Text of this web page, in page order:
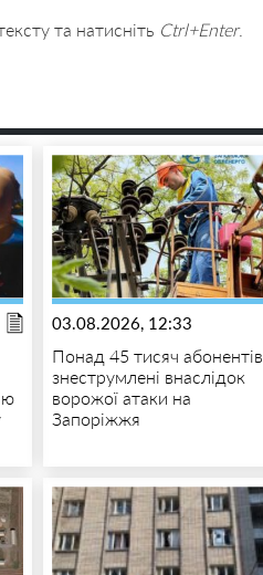
та натисніть Ctrl+Enter.
03.08.2026, 12:33
Понад 45 тисяч абонентів
знеструмлені внаслідок
ворожої атаки на
Запоріжжя